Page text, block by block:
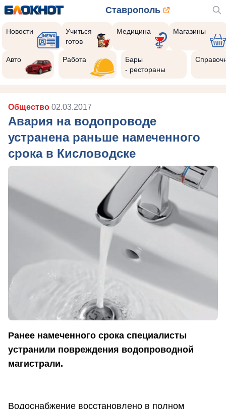
Ставрополь
Новости
Учиться
готов
Медицина Магазины
Авто Работа
Бары
- рестораны
Общество 02.03.2017
Авария на водопроводе
устранена раньше намеченного
срока в Кисловодске
Ранее намеченного срока специалисты
устранили повреждения водопроводной
магистрали.
Водоснабжение восстановлено в полном